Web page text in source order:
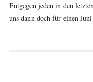
Entgegen jeden in den
uns dann doch für einen